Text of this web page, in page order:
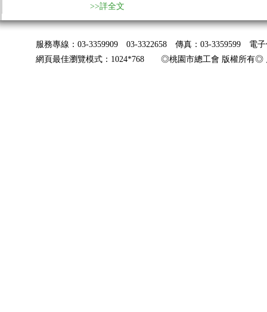
>>詳全文
服務專線：03-3359909 03-3322658 傳真：03-3359599 電
網頁最佳瀏覽模式：1024*768 ◎桃園市總工會 版權所有◎